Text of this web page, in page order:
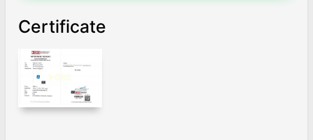
Certificate